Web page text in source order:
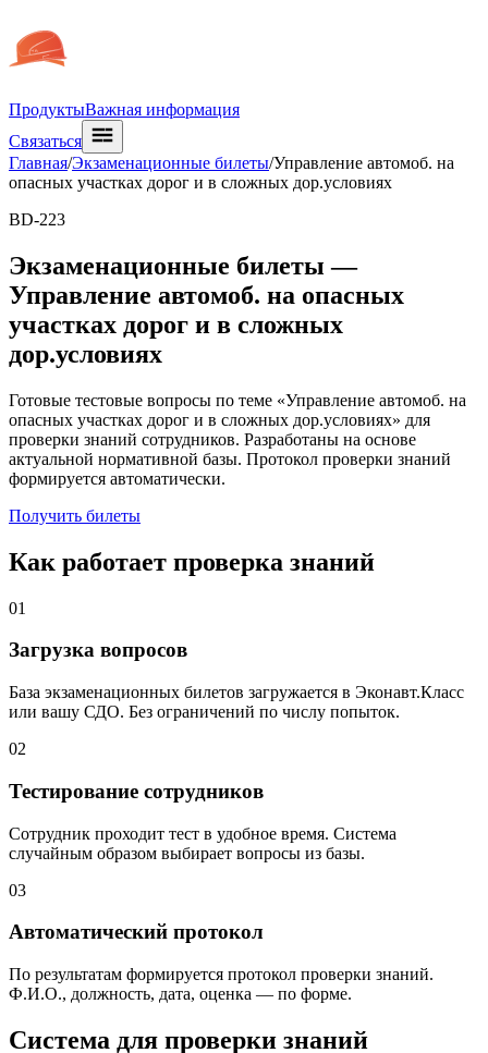
ПродуктыВажная информация
Связаться
Главная/Экзаменационные билеты/Управление автомоб. на
опасных участках дорог и в сложных дор.условиях
BD-223
Экзаменационные билеты —
Управление автомоб. на опасных
участках дорог и в сложных
дор.условиях
Готовые тестовые вопросы по теме «Управление автомоб. на
опасных участках дорог и в сложных дор.условиях» для
проверки знаний сотрудников. Разработаны на основе
актуальной нормативной базы. Протокол проверки знаний
формируется автоматически.
Получить билеты
Как работает проверка знаний
01
Загрузка вопросов
База экзаменационных билетов загружается в Эконавт.Класс
или вашу СДО. Без ограничений по числу попыток.
02
Тестирование сотрудников
Сотрудник проходит тест в удобное время. Система
случайным образом выбирает вопросы из базы.
03
Автоматический протокол
По результатам формируется протокол проверки знаний.
Ф.И.О., должность, дата, оценка — по форме.
Система для проверки знаний